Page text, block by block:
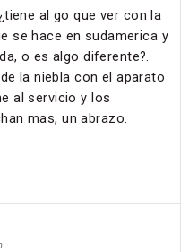
al go que ver con la
se hace en sudamerica y
o es algo diferente?.
la niebla con el aparato
al servicio y los
mas, un abrazo.